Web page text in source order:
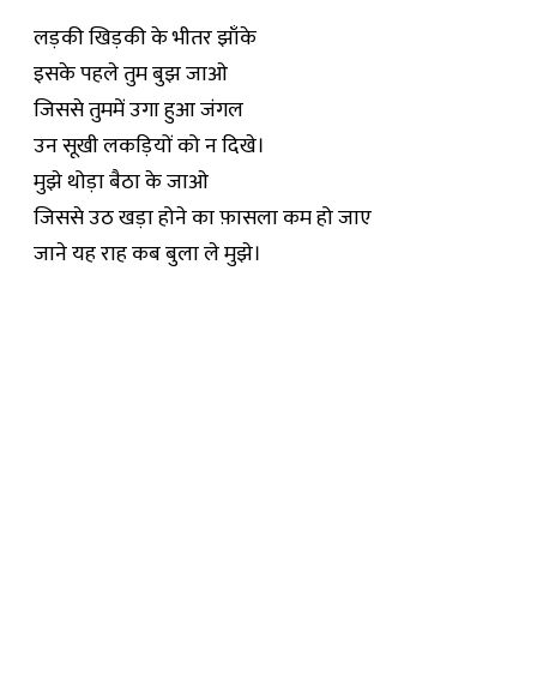
लड़की खिड़की के भीतर झाँके
इसके पहले तुम बुझ जाओ
जिससे तुममें उगा हुआ जंगल
उन सूखी लकड़ियों को न दिखे।
मुझे थोड़ा बैठा के जाओ
जिससे उठ खड़ा होने का फ़ासला कम हो जाए
जाने यह राह कब बुला ले मुझे।